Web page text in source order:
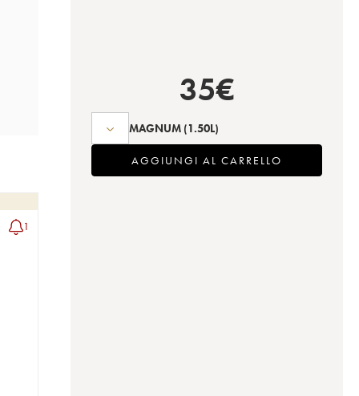
1
35€
MAGNUM (1.50L)
AGGIUNGI AL CARRELLO